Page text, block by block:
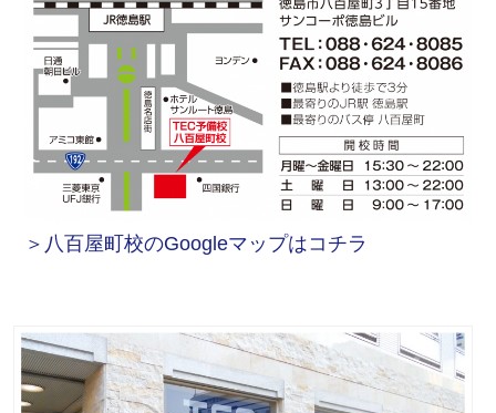
＞八百屋町校のGoogleマップはコチラ